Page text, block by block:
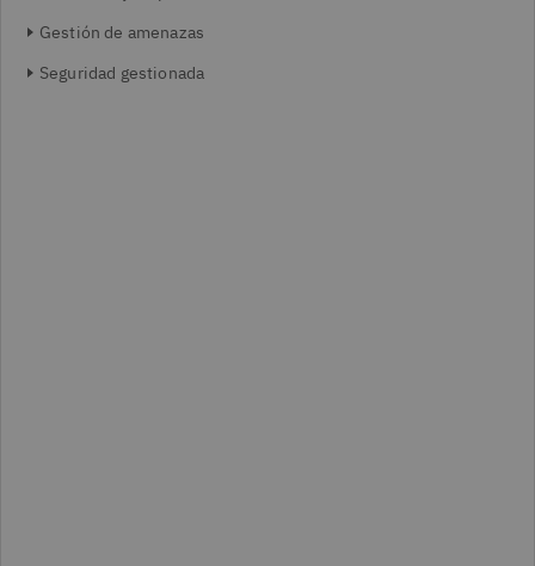
Gestión de amenazas
Seguridad gestionada